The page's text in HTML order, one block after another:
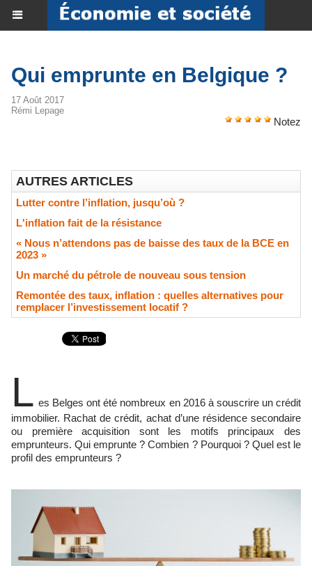
Qui emprunte en Belgique ?
17 Août 2017
Rémi Lepage
Notez
AUTRES ARTICLES
Lutter contre l’inflation, jusqu’où ?
L'inflation fait de la résistance
« Nous n’attendons pas de baisse des taux de la BCE en
2023 »
​Un marché du pétrole de nouveau sous tension
Remontée des taux, inflation : quelles alternatives pour
remplacer l’investissement locatif ?
L es Belges ont été nombreux en 2016 à souscrire un crédit
immobilier. Rachat de crédit, achat d’une résidence secondaire
ou première acquisition sont les motifs principaux des
emprunteurs. Qui emprunte ? Combien ? Pourquoi ? Quel est le
profil des emprunteurs ?